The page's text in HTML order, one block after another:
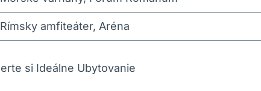
Rímsky amfiteáter, Aréna